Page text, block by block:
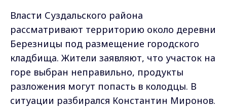
Власти Суздальского района
рассматривают территорию около деревни
Березницы под размещение городского
кладбища. Жители заявляют, что участок на
горе выбран неправильно, продукты
разложения могут попасть в колодцы. В
ситуации разбирался Константин Миронов.